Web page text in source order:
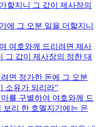
할지니 그 값이 제사장의
에 그 오분 일을 더할지니
여호와께 드리려면 제사
그 값이 제사장의 정한 대
면 정가한 돈에 그 오분
소유가 되리라
를 구별하여 여호와께 드
보리 한 호멜지기에는 은